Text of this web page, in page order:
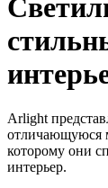
Arlight
отличающуюся
которому они
интерьер.